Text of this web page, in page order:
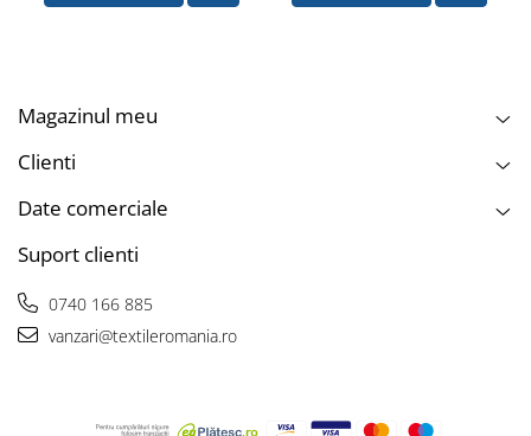
Magazinul meu
Clienti
Date comerciale
Suport clienti
0740 166 885
vanzari@textileromania.ro